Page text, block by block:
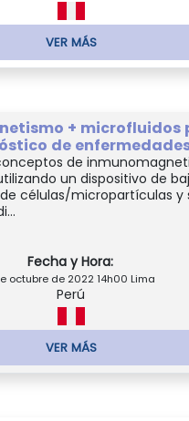
VER MÁS
+ microfluidos
de
de
un dispositivo de
células/micropartículas y
Fecha y Hora:
octubre de 2022 14h00 Lima
Perú
VER MÁS